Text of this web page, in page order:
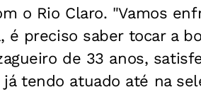
o Rio Claro. "Vamos
é preciso saber tocar a
de 33 anos,
tendo atuado até na